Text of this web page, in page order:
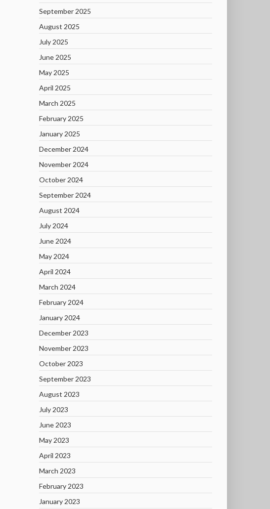
September 2025
August 2025
July 2025
June 2025
May 2025
April 2025
March 2025
February 2025
January 2025
December 2024
November 2024
October 2024
September 2024
August 2024
July 2024
June 2024
May 2024
April 2024
March 2024
February 2024
January 2024
December 2023
November 2023
October 2023
September 2023
August 2023
July 2023
June 2023
May 2023
April 2023
March 2023
February 2023
January 2023